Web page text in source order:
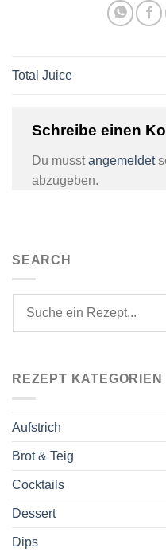
Total Juice
Schreibe einen
Du musstangemeldet
abzugeben.
SEARCH
REZEPT KATEGORIEN
Aufstrich
Brot & Teig
Cocktails
Dessert
Dips